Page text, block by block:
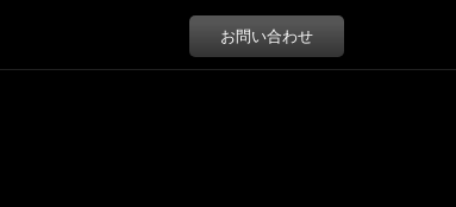
お問い合わせ